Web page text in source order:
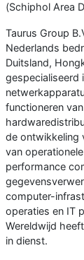
(Schiphol Area
Taurus Group
Nederlands
Duitsland,
gespecialiseerd
functioneren
de ontwikkeling
van
performance
computer-
operaties en IT
Wereldwijd
in dienst.